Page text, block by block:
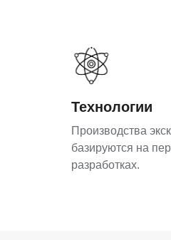
Технологии
Производства
базируются на
разработках.